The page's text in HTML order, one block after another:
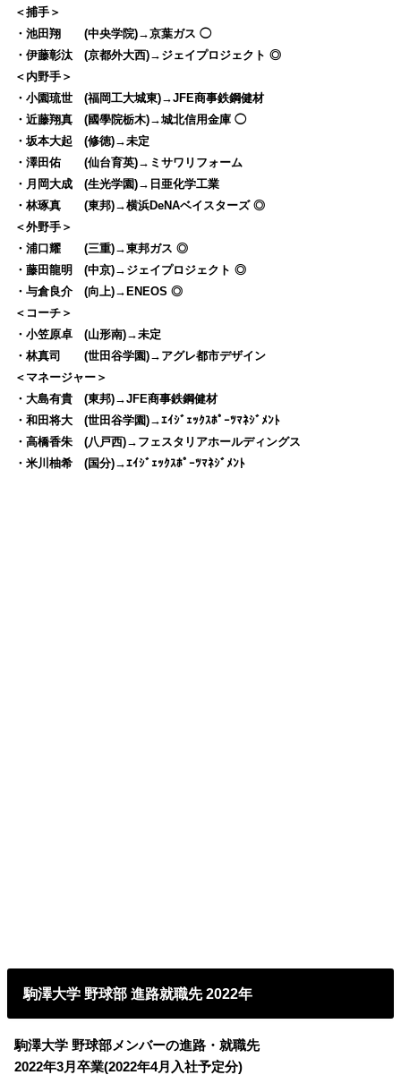
＜捕手＞
・池田翔 (中央学院)→京葉ガス ◯
・伊藤彰汰 (京都外大西)→ジェイプロジェクト ◎
＜内野手＞
・小園琉世 (福岡工大城東)→JFE商事鉄鋼健材
・近藤翔真 (國學院栃木)→城北信用金庫 ◯
・坂本大起 (修徳)→未定
・澤田佑 (仙台育英)→ミサワリフォーム
・月岡大成 (生光学園)→日亜化学工業
・林琢真 (東邦)→横浜DeNAベイスターズ ◎
＜外野手＞
・浦口耀 (三重)→東邦ガス ◎
・藤田龍明 (中京)→ジェイプロジェクト ◎
・与倉良介 (向上)→ENEOS ◎
＜コーチ＞
・小笠原卓 (山形南)→未定
・林真司 (世田谷学園)→アグレ都市デザイン
＜マネージャー＞
・大島有貴 (東邦)→JFE商事鉄鋼健材
・和田将大 (世田谷学園)→ｴｲｼﾞｪｯｸｽﾎﾟｰﾂﾏﾈｼﾞﾒﾝﾄ
・高橋香朱 (八戸西)→フェスタリアホールディングス
・米川柚希 (国分)→ｴｲｼﾞｪｯｸｽﾎﾟｰﾂﾏﾈｼﾞﾒﾝﾄ
駒澤大学 野球部 進路就職先 2022年
駒澤大学 野球部メンバーの進路・就職先
2022年3月卒業(2022年4月入社予定分)